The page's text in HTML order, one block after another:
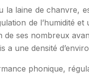
la laine de
de l’humidité
ses nombreux
une densité
phonique,